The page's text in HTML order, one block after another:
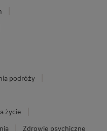
podróży
życie
Zdrowie psychiczne